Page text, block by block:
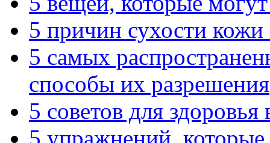
5 причин сухости
5 самых
способы их разрешения
5 советов для
5 упражнений, которые